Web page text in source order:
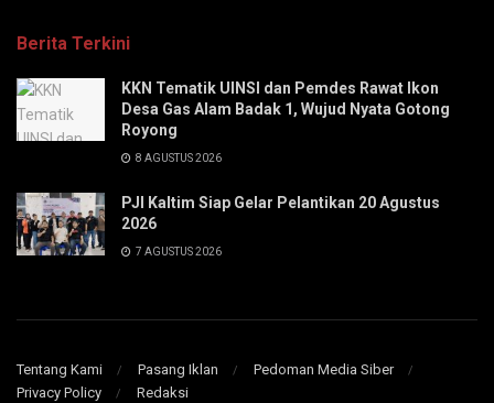
Berita Terkini
KKN Tematik UINSI dan Pemdes Rawat Ikon
Desa Gas Alam Badak 1, Wujud Nyata Gotong
Royong
8 AGUSTUS 2026
PJI Kaltim Siap Gelar Pelantikan 20 Agustus
2026
7 AGUSTUS 2026
Tentang Kami Pasang Iklan
Pedoman Media Siber
Privacy Policy
Redaksi